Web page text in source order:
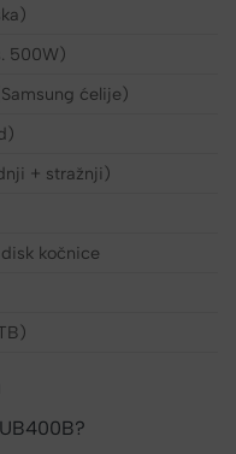
500W)
ćelije)
+ stražnji)
kočnice